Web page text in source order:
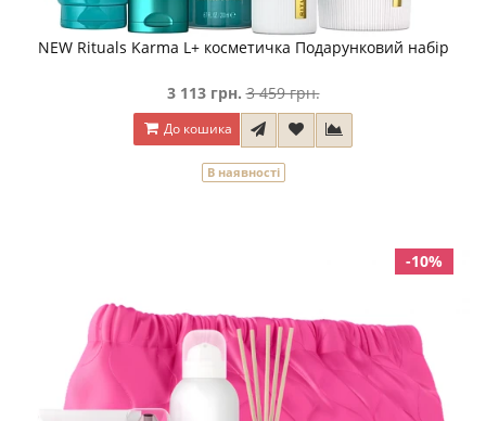
NEW Rituals Karma L+ косметичка Подарунковий набір
3 113 грн. 3 459 грн.
До кошика
В наявності
-10%